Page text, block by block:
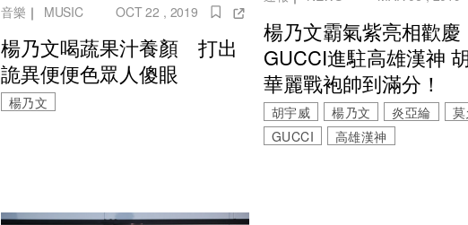
音樂 ｜ MUSIC OCT 22 , 2019
楊乃文喝蔬果汁養顏 打出
詭異便便色眾人傻眼
楊乃文
楊乃文霸氣紫亮相歡慶
GUCCI進駐高雄漢神
華麗戰袍帥到滿分！
胡宇威 楊乃文 炎亞綸
GUCCI
高雄漢神